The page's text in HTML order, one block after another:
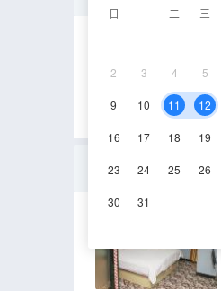
日 一 二 三
2 3 4 5
9 10 11 12
16 17 18 19
23 24 25 26
30 31